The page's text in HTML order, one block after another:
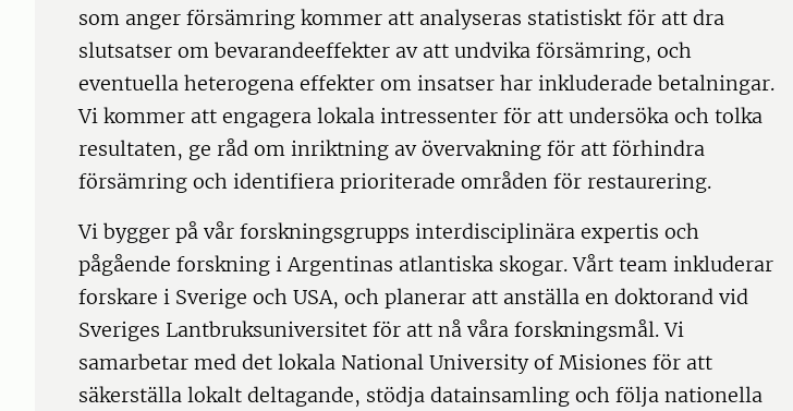
som anger försämring kommer att analyseras statistiskt för att dra
slutsatser om bevarandeeffekter av att undvika försämring, och
eventuella heterogena effekter om insatser har inkluderade betalningar.
Vi kommer att engagera lokala intressenter för att undersöka och tolka
resultaten, ge råd om inriktning av övervakning för att förhindra
försämring och identifiera prioriterade områden för restaurering.
Vi bygger på vår forskningsgrupps interdisciplinära expertis och
pågående forskning i Argentinas atlantiska skogar. Vårt team inkluderar
forskare i Sverige och USA, och planerar att anställa en doktorand vid
Sveriges Lantbruksuniversitet för att nå våra forskningsmål. Vi
samarbetar med det lokala National University of Misiones för att
säkerställa lokalt deltagande, stödja datainsamling och följa nationella